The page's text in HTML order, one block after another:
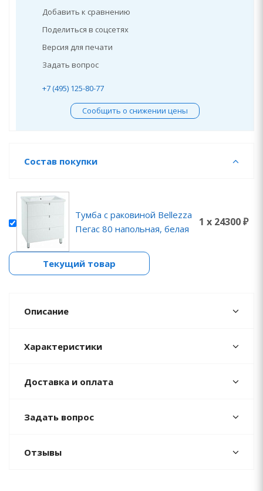
Добавить к сравнению
Поделиться в соцсетях
Версия для печати
Задать вопрос
+7 (495) 125-80-77
Сообщить о снижении цены
Состав покупки
Тумба с раковиной Bellezza
Пегас 80 напольная, белая
1 x 24300 ₽
Текущий товар
Описание
Характеристики
Доставка и оплата
Задать вопрос
Отзывы